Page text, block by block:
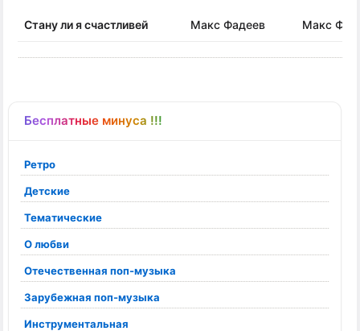
Бесплатные минуса !!!
Ретро
Детские
Тематические
О любви
Отечественная поп-музыка
Зарубежная поп-музыка
Инструментальная
Стану ли я счастливей Макс Фадеев Макс